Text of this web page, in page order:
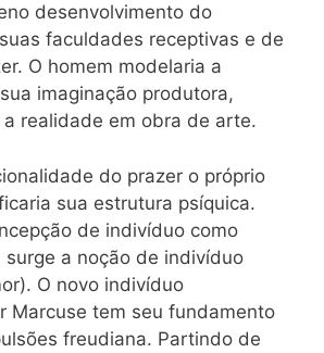
desenvolvimento do
faculdades receptivas e de
O homem modelaria a
imaginação produtora,
realidade em obra de arte.
do prazer o próprio
sua estrutura psíquica.
de indivíduo como
surge a noção de indivíduo
O novo indivíduo
Marcuse tem seu fundamento
freudiana. Partindo de